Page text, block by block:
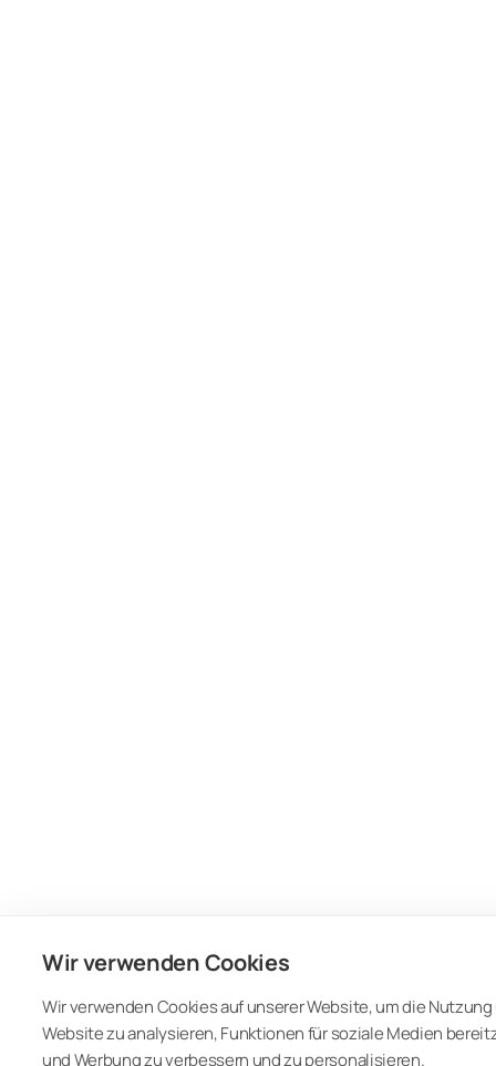
Wir verwenden Cookies
Wir verwenden Cookies auf unserer Website, um die
Website zu analysieren, Funktionen für soziale Medien
und Werbung zu verbessern und zu personalisieren.